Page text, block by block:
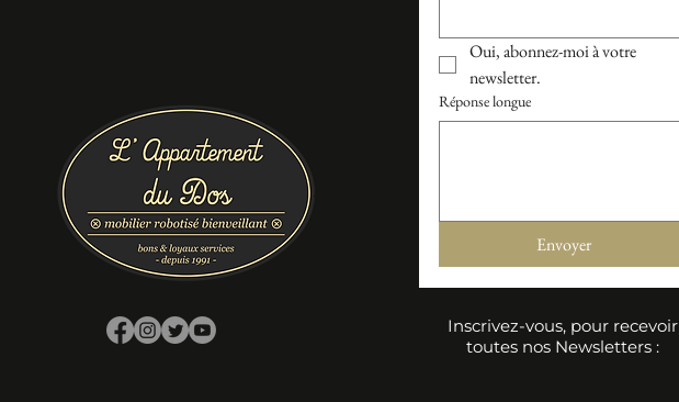
Oui, abonnez-moi à votre
newsletter.
Réponse longue
Envoyer
Inscrivez-vous, pour recevoir
toutes nos Newsletters :